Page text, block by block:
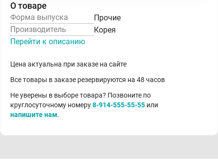
О товаре
Форма выпуска
Прочие
Производитель
Корея
Перейти к описанию
Цена актуальна при заказе на сайте
Все товары в заказе резервируются на 48 часов
Не уверены в выборе товара? Позвоните по
круглосуточному номеру8-914-555-55-55 или
напишите нам.